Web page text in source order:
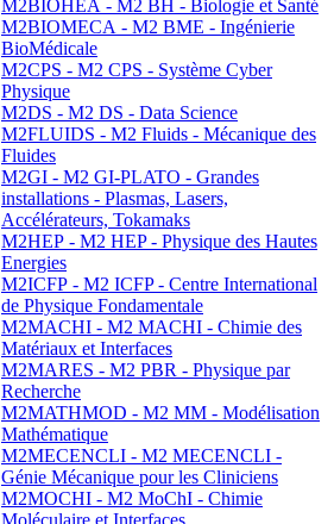
M2BIOHEA - M2 BH - Biologie et Santé
M2BIOMECA - M2 BME - Ingénierie
BioMédicale
M2CPS - M2 CPS - Système Cyber
Physique
M2DS - M2 DS - Data Science
M2FLUIDS - M2 Fluids - Mécanique des
Fluides
M2GI - M2 GI-PLATO - Grandes
installations - Plasmas, Lasers,
Accélérateurs, Tokamaks
M2HEP - M2 HEP - Physique des Hautes
Energies
M2ICFP - M2 ICFP - Centre International
de Physique Fondamentale
M2MACHI - M2 MACHI - Chimie des
Matériaux et Interfaces
M2MARES - M2 PBR - Physique par
Recherche
M2MATHMOD - M2 MM - Modélisation
Mathématique
M2MECENCLI - M2 MECENCLI -
Génie Mécanique pour les Cliniciens
M2MOCHI - M2 MoChI - Chimie
Moléculaire et Interfaces